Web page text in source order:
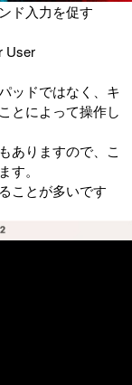
ド入力を促す
User
ッドではなく、キ
とによって操作し
ありますので、こ
。
ことが多いです